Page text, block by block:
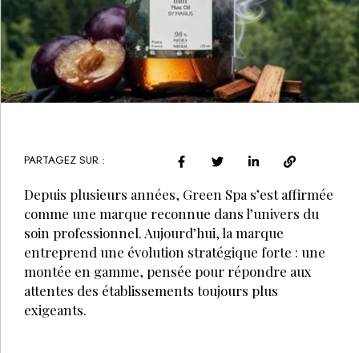
PARTAGEZ SUR :
Depuis plusieurs années, Green Spa s’est affirmée
comme une marque reconnue dans l’univers du
soin professionnel. Aujourd’hui, la marque
entreprend une évolution stratégique forte : une
montée en gamme, pensée pour répondre aux
attentes des établissements toujours plus
exigeants.